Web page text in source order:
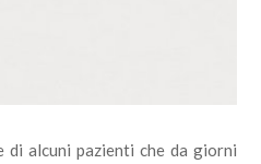
di alcuni pazienti che da giorni